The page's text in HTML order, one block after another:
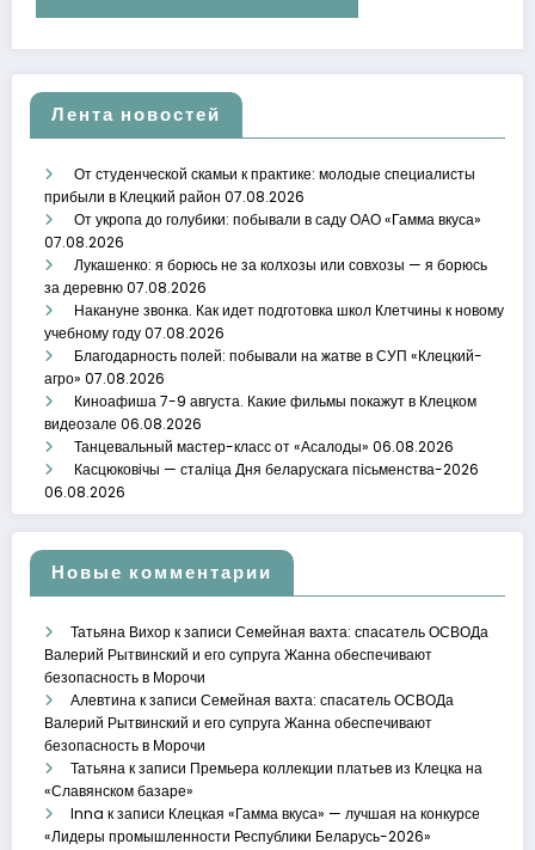
Лента новостей
От студенческой скамьи к практике: молодые специалисты
прибыли в Клецкий район 07.08.2026
От укропа до голубики: побывали в саду ОАО «Гамма вкуса»
07.08.2026
Лукашенко: я борюсь не за колхозы или совхозы — я борюсь
за деревню07.08.2026
Накануне звонка. Как идет подготовка школ Клетчины к новому
учебному году07.08.2026
Благодарность полей: побывали на жатве в СУП «Клецкий-
агро» 07.08.2026
Киноафиша 7-9 августа. Какие фильмы покажут в Клецком
видеозале 06.08.2026
Танцевальный мастер-класс от «Асалоды» 06.08.2026
Касцюковічы — сталіца Дня беларускага пісьменства-2026
06.08.2026
Новые комментарии
Татьяна Вихорк записи Семейная вахта: спасатель ОСВОДа
Валерий Рытвинский и его супруга Жанна обеспечивают
безопасность в Морочи
Алевтинак записи Семейная вахта: спасатель ОСВОДа
Валерий Рытвинский и его супруга Жанна обеспечивают
безопасность в Морочи
Татьянак записи Премьера коллекции платьев из Клецка на
«Славянском базаре»
Inna к записи Клецкая «Гамма вкуса» — лучшая на конкурсе
«Лидеры промышленности Республики Беларусь-2026»